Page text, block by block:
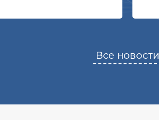
Все новости